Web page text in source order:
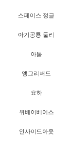
스페이스 정글
아기공룡 둘리
아톰
앵그리버드
요하
위베어베어스
인사이드아웃